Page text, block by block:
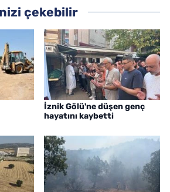
çekebilir
İznik Gölü'ne düşen genç
hayatını kaybetti